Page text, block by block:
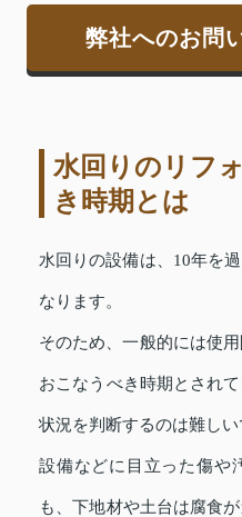
弊社へのお問
水回りのリフ
き時期とは
水回りの設備は、10年を
なります。
そのため、一般的には使
おこなうべき時期とされ
状況を判断するのは難しい
設備などに目立った傷や
も、下地材や土台は腐食